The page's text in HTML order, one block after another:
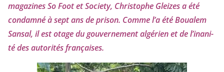
maga­zines So Foot et Society, Christophe Gleizesa été
condam­né à sept ans de pri­son. Comme l’a été Boualem
Sansal, il est otage du gou­ver­ne­ment algé­rien et de l’i­na­ni­
té des auto­ri­tés françaises.